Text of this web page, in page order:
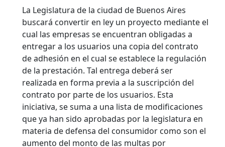
La Legislatura de la ciudad de Buenos Aires
buscará convertir en ley un proyecto mediante el
cual las empresas se encuentran obligadas a
entregar a los usuarios una copia del contrato
de adhesión en el cual se establece la regulación
de la prestación. Tal entrega deberá ser
realizada en forma previa a la suscripción del
contrato por parte de los usuarios. Esta
iniciativa, se suma a una lista de modificaciones
que ya han sido aprobadas por la legislatura en
materia de defensa del consumidor como son el
aumento del monto de las multas por